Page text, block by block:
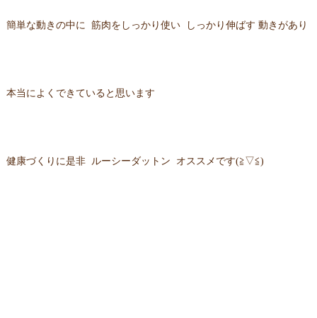
簡単な動きの中に 筋肉をしっかり使い しっかり伸ばす 動きがあり
本当によくできていると思います
健康づくりに是非 ルーシーダットン オススメです(≧▽≦)